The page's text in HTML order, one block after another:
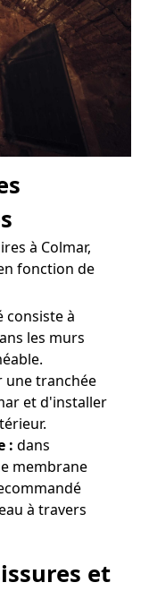
à Colmar,
fonction de
consiste à
les murs
une tranchée
et d'installer
: dans
membrane
à travers
et